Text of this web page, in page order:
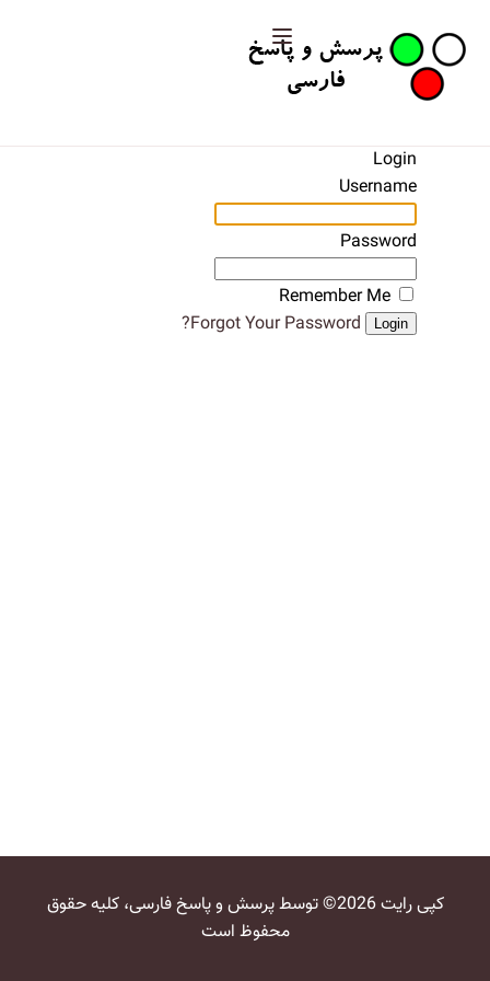
Login
Username
Password
Remember Me
Login
Forgot Your Password?
کپی رایت 2026© توسط پرسش و پاسخ فارسی، کلیه حقوق
محفوظ است